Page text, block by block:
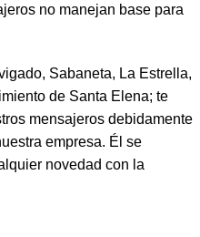
no manejan base para
Sabaneta, La Estrella,
de Santa Elena; te
mensajeros debidamente
empresa. Él se
novedad con la